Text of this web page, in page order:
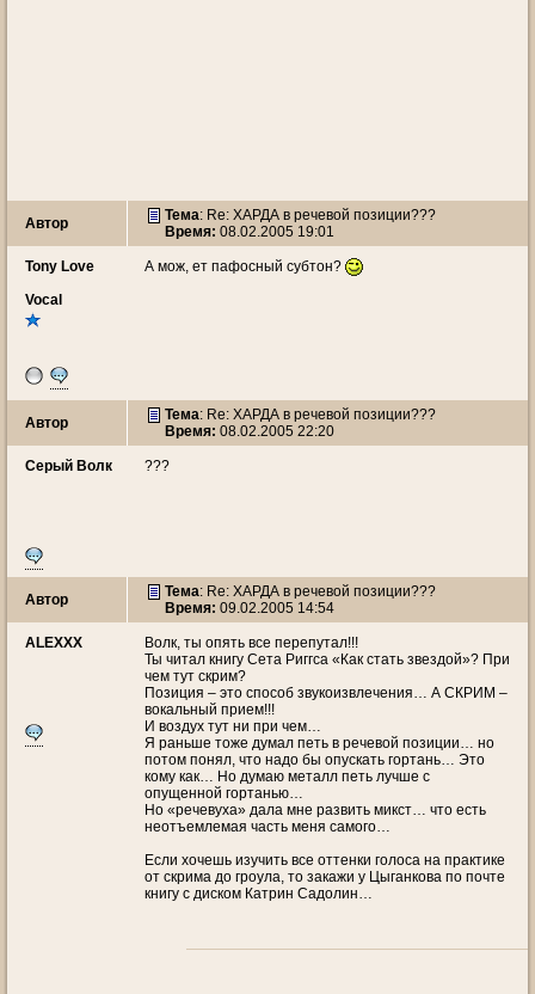
Автор Тема: Re: ХАРДА в речевой позиции???
Время: 08.02.2005 19:01
Tony Love
Vocal
А мож, ет пафосный субтон?
Автор Тема: Re: ХАРДА в речевой позиции???
Время: 08.02.2005 22:20
Серый Волк ???
Автор Тема: Re: ХАРДА в речевой позиции???
Время: 09.02.2005 14:54
ALEXXX
Волк, ты опять все перепутал!!!
Ты читал книгу Сета Риггса «Как стать звездой»? При
чем тут скрим?
Позиция – это способ звукоизвлечения… А СКРИМ –
вокальный прием!!!
И воздух тут ни при чем…
Я раньше тоже думал петь в речевой позиции… но
потом понял, что надо бы опускать гортань… Это
кому как… Но думаю металл петь лучше с
опущенной гортанью…
Но «речевуха» дала мне развить микст… что есть
неотъемлемая часть меня самого…
Если хочешь изучить все оттенки голоса на практике
от скрима до гроула, то закажи у Цыганкова по почте
книгу с диском Катрин Садолин…